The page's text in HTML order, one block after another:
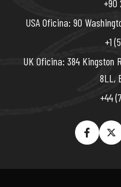
+90
USA Oficina: 90
+1
UK Oficina: 384 Kingston
8LL,
+44